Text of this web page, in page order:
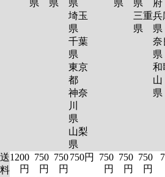
県 県 県
埼玉
県
千葉
県
東京
都
神奈
川
県
山梨
県
県 県
三重
県
兵
奈
和
山
送
料
1200
円
750
円
750
円
750円
750
円
750
円
750
円